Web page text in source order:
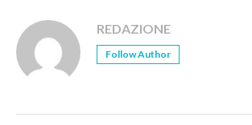
REDAZIONE
Follow Author